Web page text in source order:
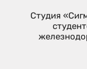
Студия